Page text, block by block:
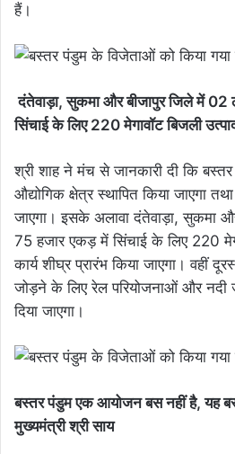
हैं।
दंतेवाड़ा, सुकमा और बीजापुर जिले में
सिंचाई के लिए 220 मेगावॉट बिजली
श्री शाह ने मंच से जानकारी दी कि
औद्योगिक क्षेत्र स्थापित किया जाएगा
जाएगा। इसके अलावा दंतेवाड़ा, सुकमा
75 हजार एकड़ में सिंचाई के लिए 220
कार्य शीघ्र प्रारंभ किया जाएगा। वहीं
जोड़ने के लिए रेल परियोजनाओं और नदी
दिया जाएगा।
बस्तर पंडुम एक आयोजन बस नहीं है, यह
मुख्यमंत्री श्री साय